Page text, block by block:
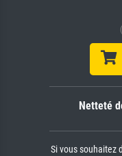
Netteté
Si vous souhaitez